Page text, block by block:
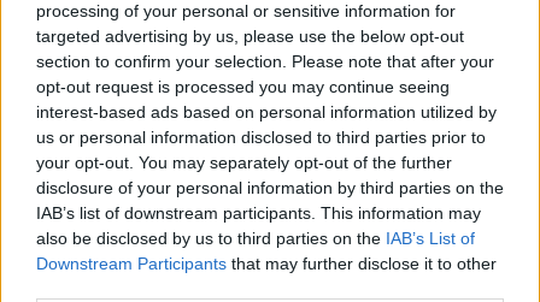
processing of your personal or sensitive information for
targeted advertising by us, please use the below opt-out
section to confirm your selection. Please note that after your
opt-out request is processed you may continue seeing
interest-based ads based on personal information utilized by
us or personal information disclosed to third parties prior to
your opt-out. You may separately opt-out of the further
disclosure of your personal information by third parties on the
IAB’s list of downstream participants. This information may
also be disclosed by us to third parties on the IAB’s List of
Downstream Participants that may further disclose it to other
La datorie și în zi aniversară.
Angajații Substației Fălticeni au
sărbătorit prin muncă Ziua
Serviciului de Ambulanță
LOCAL LOCAL